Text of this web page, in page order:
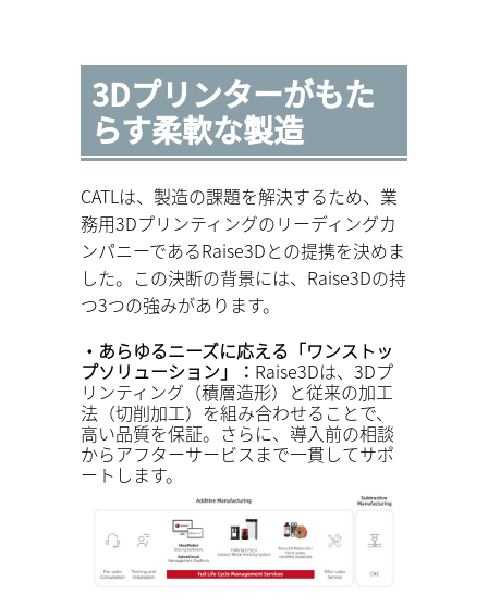
3Dプリンターがもた
らす柔軟な製造
CATLは、製造の課題を解決するため、業
務用3Dプリンティングのリーディングカ
ンパニーであるRaise3Dとの提携を決めま
した。この決断の背景には、Raise3Dの持
つ3つの強みがあります。
・あらゆるニーズに応える「ワンストッ
プソリューション」： Raise3Dは、3Dプ
リンティング（積層造形）と従来の加工
法（切削加工）を組み合わせることで、
高い品質を保証。さらに、導入前の相談
からアフターサービスまで一貫してサポ
ートします。